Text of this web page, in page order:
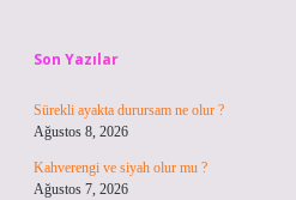
Son Yazılar
Sürekli ayakta durursam ne olur ?
Ağustos 8, 2026
Kahverengi ve siyah olur mu ?
Ağustos 7, 2026